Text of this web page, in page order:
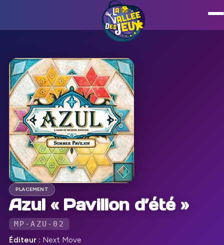
PLACEMENT
Azul « Pavillon d’été »
MP-AZU-02
Éditeur : Next Move